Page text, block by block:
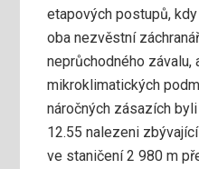
etapových postupů,
oba nezvěstní
neprůchodného závalu,
mikroklimatických
náročných zásazích
12.55 nalezeni
ve staničení 2 980 m